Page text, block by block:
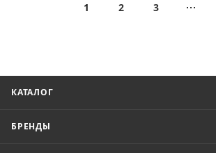
1 2 3
КАТАЛОГ
БРЕНДЫ